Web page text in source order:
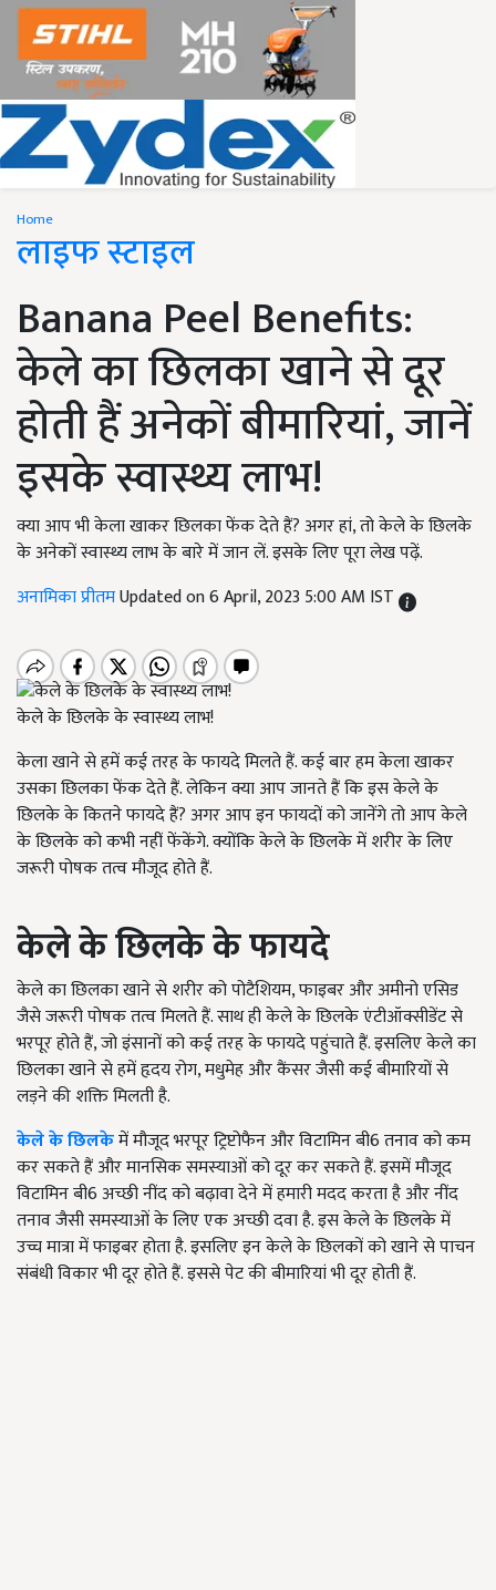
Home
लाइफ स्टाइल
Banana Peel Benefits:
केले का छिलका खाने से दूर
होती हैं अनेकों बीमारियां, जानें
इसके स्वास्थ्य लाभ!
क्या आप भी केला खाकर छिलका फेंक देते हैं? अगर हां, तो केले के छिलके
के अनेकों स्वास्थ्य लाभ के बारे में जान लें. इसके लिए पूरा लेख पढ़ें.
अनामिका प्रीतमUpdated on 6 April, 2023 5:00 AM IST
केले के छिलके के स्वास्थ्य लाभ!
केला खाने से हमें कई तरह के फायदे मिलते हैं. कई बार हम केला खाकर
उसका छिलका फेंक देते हैं. लेकिन क्या आप जानते हैं कि इस केले के
छिलके के कितने फायदे हैं? अगर आप इन फायदों को जानेंगे तो आप केले
के छिलके को कभी नहीं फेंकेंगे. क्योंकि केले के छिलके में शरीर के लिए
जरूरी पोषक तत्व मौजूद होते हैं.
केले के छिलके के फायदे
केले का छिलका खाने से शरीर को पोटैशियम, फाइबर और अमीनो एसिड
जैसे जरूरी पोषक तत्व मिलते हैं. साथ ही केले के छिलके एंटीऑक्सीडेंट से
भरपूर होते हैं, जो इंसानों को कई तरह के फायदे पहुंचाते हैं. इसलिए केले का
छिलका खाने से हमें हृदय रोग, मधुमेह और कैंसर जैसी कई बीमारियों से
लड़ने की शक्ति मिलती है.
केले के छिलकेमें मौजूद भरपूर ट्रिप्टोफैन और विटामिन बी6 तनाव को कम
कर सकते हैं और मानसिक समस्याओं को दूर कर सकते हैं. इसमें मौजूद
विटामिन बी6 अच्छी नींद को बढ़ावा देने में हमारी मदद करता है और नींद
तनाव जैसी समस्याओं के लिए एक अच्छी दवा है. इस केले के छिलके में
उच्च मात्रा में फाइबर होता है. इसलिए इन केले के छिलकों को खाने से पाचन
संबंधी विकार भी दूर होते हैं. इससे पेट की बीमारियां भी दूर होती हैं.